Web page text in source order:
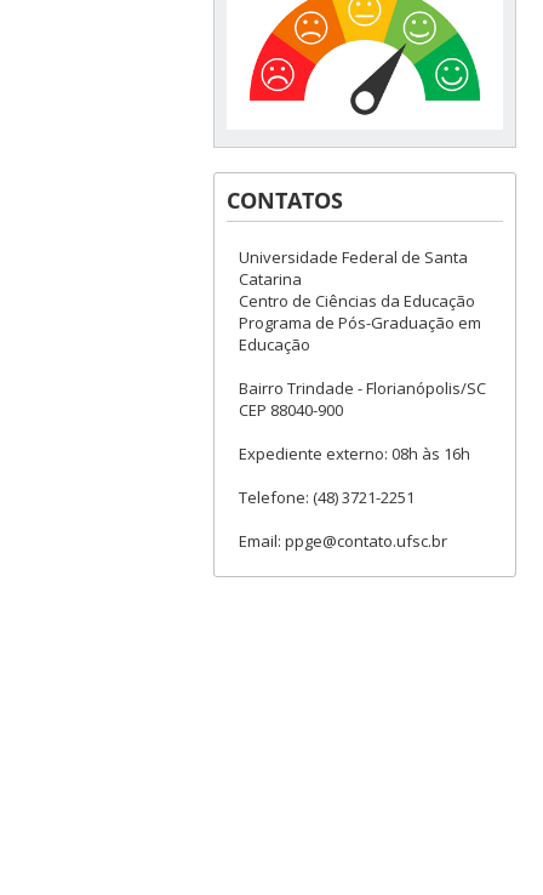
CONTATOS
Universidade Federal de Santa
Catarina
Centro de Ciências da Educação
Programa de Pós-Graduação em
Educação
Bairro Trindade - Florianópolis/SC
CEP 88040-900
Expediente externo: 08h às 16h
Telefone: (48) 3721-2251
Email: ppge@contato.ufsc.br